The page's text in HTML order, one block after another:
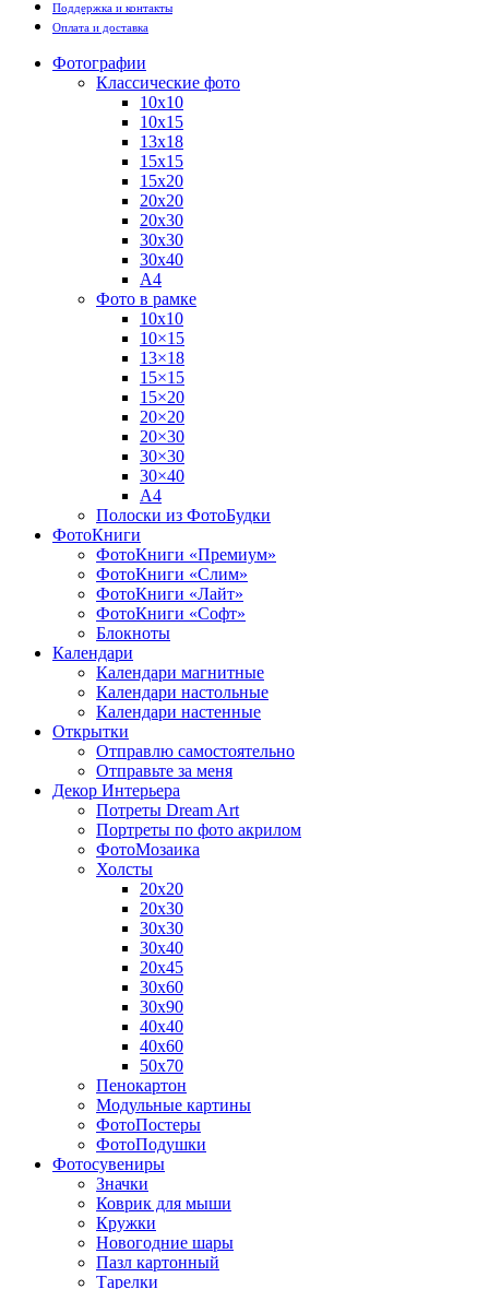
Поддержка и контакты
Оплата и доставка
Фотографии
Классические фото
10х10
10х15
13х18
15х15
15х20
20х20
20х30
30х30
30х40
А4
Фото в рамке
10х10
10×15
13×18
15×15
15×20
20×20
20×30
30×30
30×40
A4
Полоски из ФотоБудки
ФотоКниги
ФотоКниги «Премиум»
ФотоКниги «Слим»
ФотоКниги «Лайт»
ФотоКниги «Софт»
Блокноты
Календари
Календари магнитные
Календари настольные
Календари настенные
Открытки
Отправлю самостоятельно
Отправьте за меня
Декор Интерьера
Потреты Dream Art
Портреты по фото акрилом
ФотоМозаика
Холсты
20х20
20х30
30х30
30х40
20х45
30х60
30х90
40х40
40х60
50х70
Пенокартон
Модульные картины
ФотоПостеры
ФотоПодушки
Фотоcувениры
Значки
Коврик для мыши
Кружки
Новогодние шары
Пазл картонный
Тарелки